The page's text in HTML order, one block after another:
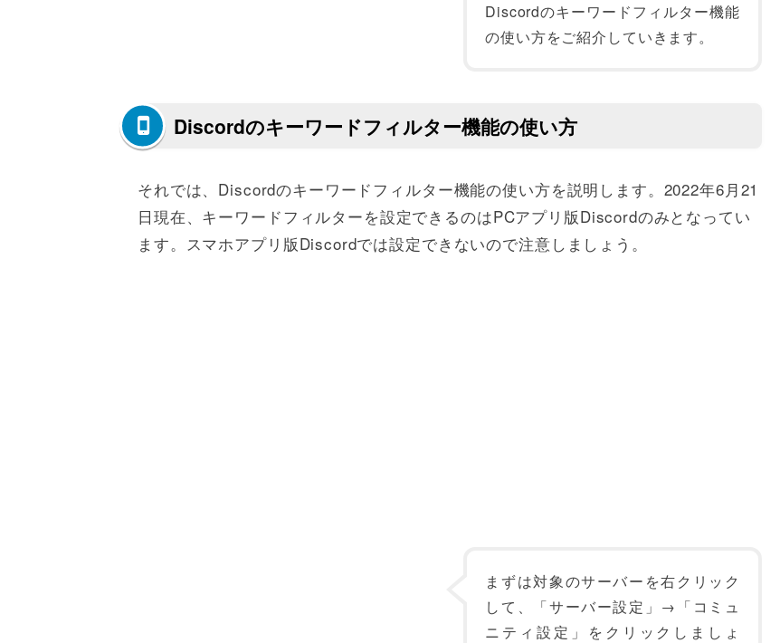
Discordのキーワードフィルター機能
の使い方をご紹介していきます。
Discordのキーワードフィルター機能の使い方
それでは、Discordのキーワードフィルター機能の使い方を説明します。2022年6月21
日現在、キーワードフィルターを設定できるのはPCアプリ版Discordのみとなってい
ます。スマホアプリ版Discordでは設定できないので注意しましょう。
まずは対象のサーバーを右クリック
して、「サーバー設定」→「コミュ
ニティ設定」をクリックしましょ